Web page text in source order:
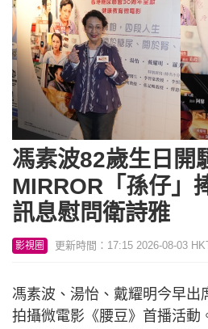
馮素波82歲生日開
MIRROR「孫仔」
訊息慰問衛詩雅
影視圈 更新時間：17:15 2026-08-03
馮素波、湯怡、戴耀明今早出
拍攝微電影《腰豆》首播活動